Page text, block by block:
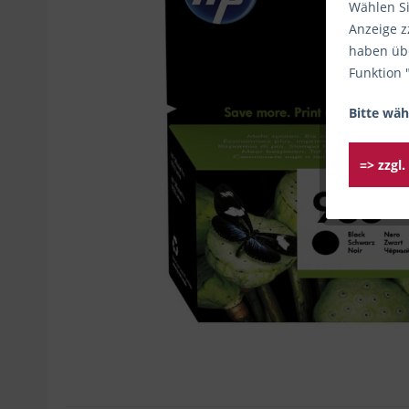
Wählen
Anzeige
haben
Funktion
Bitte
=>